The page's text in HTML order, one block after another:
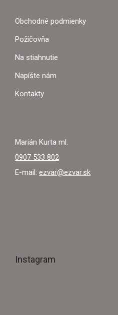
Obchodné podmienky
Požičovňa
Na stiahnutie
Napíšte nám
Kontakty
Marián Kurta ml.
0907 533 802
E-mail: ezvar@ezvar.sk
Instagram